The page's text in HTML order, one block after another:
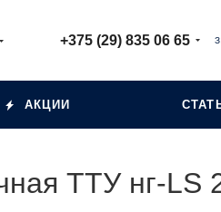
+375 (29) 835 06 65
АКЦИИ
ТТУ нг-